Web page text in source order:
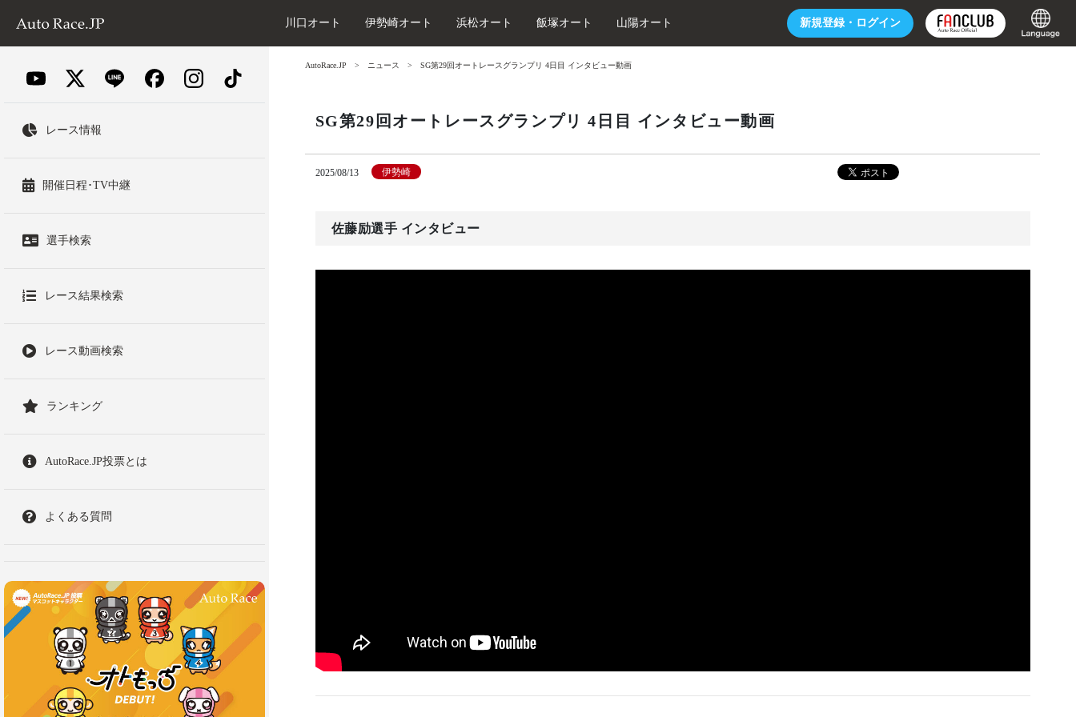
新規登録・ ログイン
川口オート 伊勢崎オート 浜松オート 飯塚オート 山陽オート
レース情報
開催日程･TV中継
選手検索
レース結果検索
レース動画検索
ランキング
AutoRace.JP投票とは
よくある質問
AutoRace.JP ニュース SG第29回オートレースグランプリ 4日目 インタビュー動画
SG第29回オートレースグランプリ 4日目 インタビュー動画
2025/08/13 伊勢崎
佐藤励選手 インタビュー